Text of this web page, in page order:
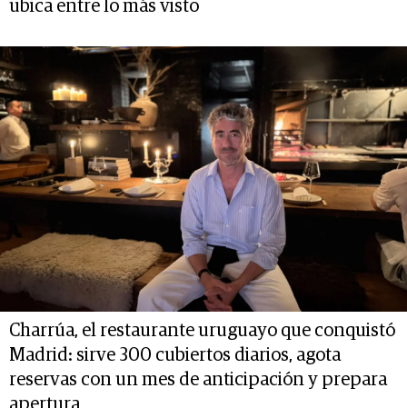
ubica entre lo más visto
Charrúa, el restaurante uruguayo que conquistó
Madrid: sirve 300 cubiertos diarios, agota
reservas con un mes de anticipación y prepara
apertura